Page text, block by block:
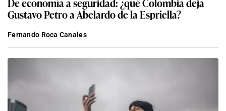
Gustavo Petro a Abelardo de la Espriella?
Fernando Roca Canales